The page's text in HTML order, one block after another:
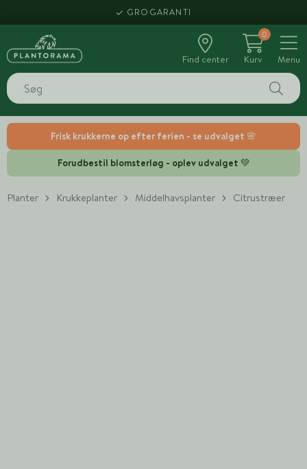
Frisk krukkerne op efter ferien - se udvalget 🌸
Forudbestil blomsterløg - oplev udvalget 💚
GROGARANTI
Find center
0
Kurv
Menu
Planter Krukkeplanter Middelhavsplanter Citrustræer